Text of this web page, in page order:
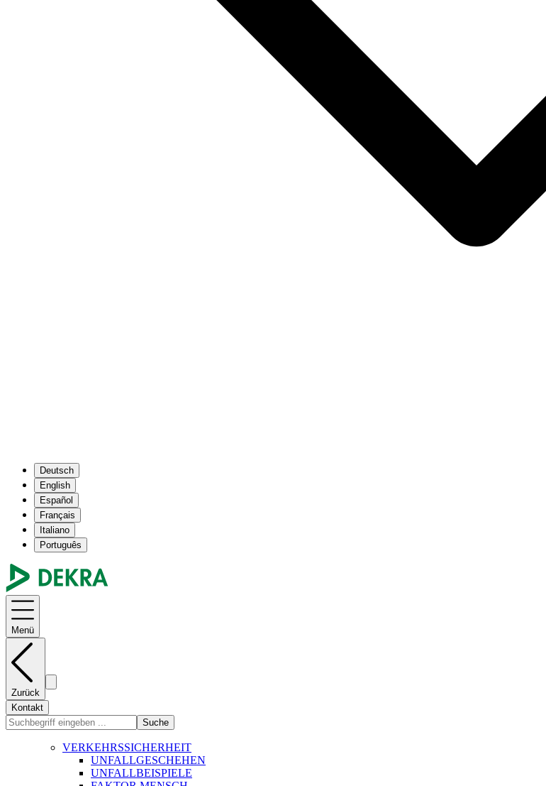
Deutsch
English
Español
Français
Italiano
Português
Menü
Zurück
Kontakt
Suche
VERKEHRSSICHERHEIT
UNFALLGESCHEHEN
UNFALLBEISPIELE